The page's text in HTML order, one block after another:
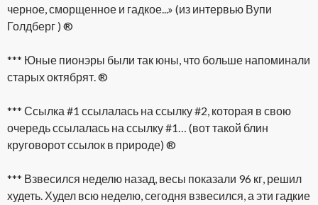
черное, сморщенное и гадкое...» (из интервью Вупи
Голдберг ) ®
*** Юные пионэры были так юны, что больше напоминали
старых октябрят. ®
*** Ссылка #1 ссылалась на ссылку #2, которая в свою
очередь ссылалась на ссылку #1… (вот такой блин
круговорот ссылок в природе) ®
*** Взвесился неделю назад, весы показали 96 кг, решил
худеть. Худел всю неделю, сегодня взвесился, а эти гадкие